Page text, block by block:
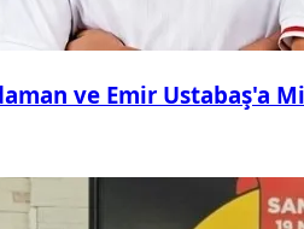
ve Emir Ustabaş'a